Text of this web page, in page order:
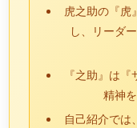
虎之助の『虎
し、リーダ
『之助』は
精神
自己紹介では